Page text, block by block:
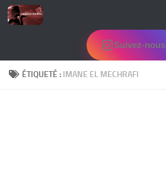
Skip to content
Suivez-nous
ÉTIQUETÉ : IMANE EL MECHRAFI